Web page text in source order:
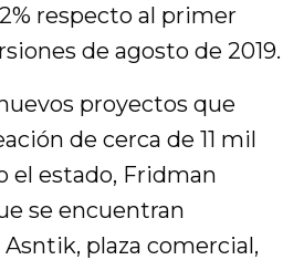
respecto al primer
de agosto de 2019.
proyectos que
de cerca de 11 mil
el estado, Fridman
se encuentran
plaza comercial,